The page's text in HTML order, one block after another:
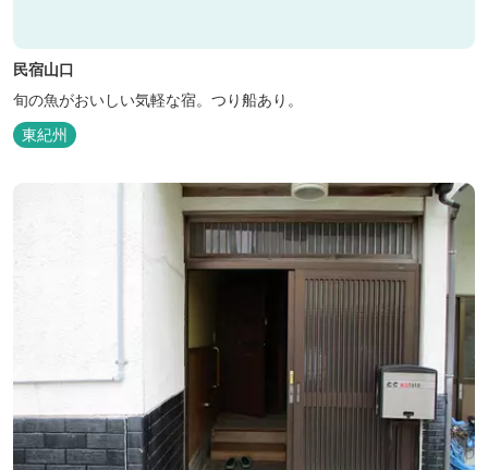
民宿山口
旬の魚がおいしい気軽な宿。つり船あり。
東紀州